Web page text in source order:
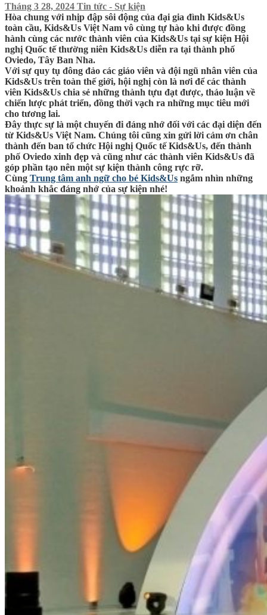
Tháng 3 28, 2024 Tin tức - Sự kiện
Hòa chung với nhịp đập sôi động của đại gia đình Kids&Us
toàn cầu, Kids&Us Việt Nam vô cùng tự hào khi được đồng
hành cùng các nước thành viên của Kids&Us tại sự kiện Hội
nghị Quốc tế thường niên Kids&Us diễn ra tại thành phố
Oviedo, Tây Ban Nha.
Với sự quy tụ đông đảo các giáo viên và đội ngũ nhân viên của
Kids&Us trên toàn thế giới, hội nghị còn là nơi để các thành
viên Kids&Us chia sẻ những thành tựu đạt được, thảo luận về
chiến lược phát triển, đồng thời vạch ra những mục tiêu mới
cho tương lai.
Đây thực sự là một chuyến đi đáng nhớ đối với các đại diện đến
từ Kids&Us Việt Nam. Chúng tôi cũng xin gửi lời cảm ơn chân
thành đến ban tổ chức Hội nghị Quốc tế Kids&Us, đến thành
phố Oviedo xinh đẹp và cũng như các thành viên Kids&Us đã
góp phần tạo nên một sự kiện thành công rực rỡ.
Cùng Trung tâm anh ngữ cho bé Kids&Us ngắm nhìn những
khoảnh khắc đáng nhớ của sự kiện nhé!